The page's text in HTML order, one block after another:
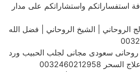
استفساراتكم واستشاراتكم على مدار
الروحاني | الشيخ الروحاني | فضل الله
روحانى سعودى مجانى لجلب الحبيب ورد